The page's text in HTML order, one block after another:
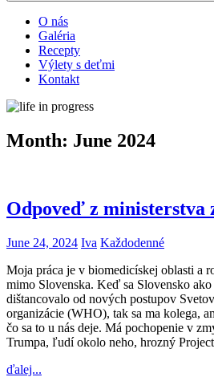
O nás
Galéria
Recepty
Výlety s deťmi
Kontakt
Month: June 2024
Odpoveď z ministerstva
June 24, 2024 Iva Každodenné
Moja práca je v biomedicískej oblasti a
mimo Slovenska. Keď sa Slovensko
dištancovalo od nových postupov
organizácie (WHO), tak sa ma kolega,
čo sa to u nás deje. Má pochopenie v
Trumpa, ľudí okolo neho, hrozný
ďalej...